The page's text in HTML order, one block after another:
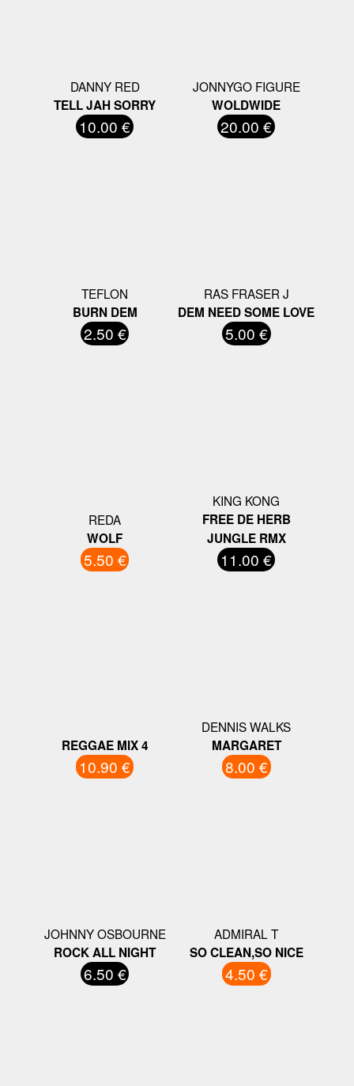
DANNY RED
TELL JAH SORRY
10.00 €
JONNYGO FIGURE
WOLDWIDE
20.00 €
TEFLON
BURN DEM
2.50 €
RAS FRASER J
DEM NEED SOME LOVE
5.00 €
REDA
WOLF
5.50 €
KING KONG
FREE DE HERB
JUNGLE RMX
11.00 €
REGGAE MIX 4
10.90 €
DENNIS WALKS
MARGARET
8.00 €
JOHNNY OSBOURNE
ROCK ALL NIGHT
6.50 €
ADMIRAL T
SO CLEAN,SO NICE
4.50 €